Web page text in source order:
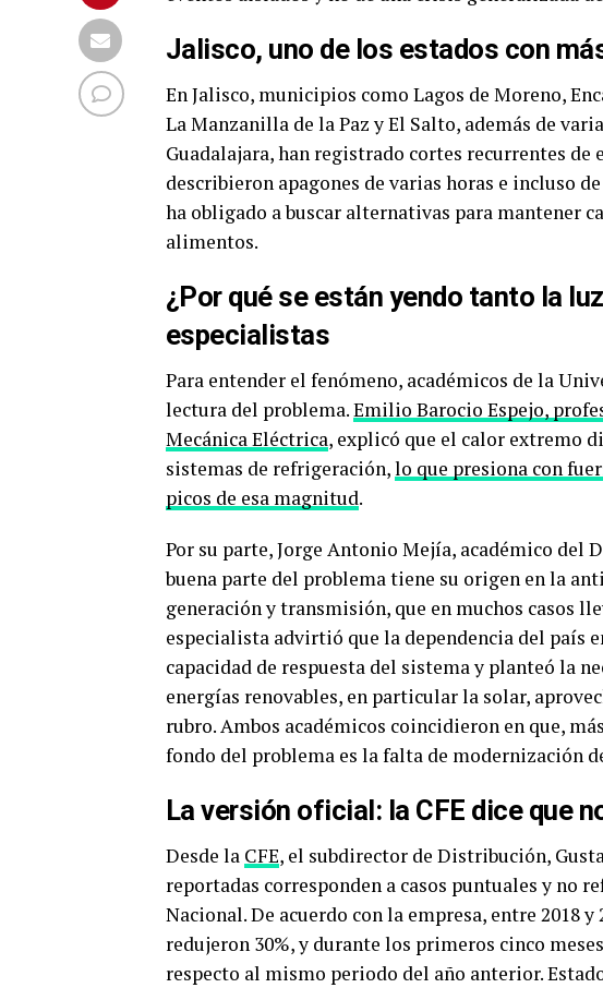
Jalisco, uno de los estados con
En Jalisco, municipios como Lagos de Moreno,
La Manzanilla de la Paz y El Salto, además de
Guadalajara, han registrado cortes recurrentes de
describieron apagones de varias horas e incluso
ha obligado a buscar alternativas para mantener
alimentos.
¿Por qué se están yendo tanto la
especialistas
Para entender el fenómeno, académicos de la
lectura del problema.Emilio Barocio Espejo,
Mecánica Eléctrica, explicó que el calor extremo
sistemas de refrigeración,lo que presiona con
picos de esa magnitud.
Por su parte, Jorge Antonio Mejía, académico del
buena parte del problema tiene su origen en la
generación y transmisión, que en muchos casos
especialista advirtió que la dependencia del país
capacidad de respuesta del sistema y planteó la
energías renovables, en particular la solar,
rubro. Ambos académicos coincidieron en que,
fondo del problema es la falta de modernización
La versión oficial: la CFE dice que
Desde la CFE, el subdirector de Distribución,
reportadas corresponden a casos puntuales y no
Nacional. De acuerdo con la empresa, entre 2018
redujeron 30%, y durante los primeros cinco
respecto al mismo periodo del año anterior.